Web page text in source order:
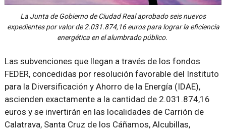
La Junta de Gobierno de Ciudad Real aprobado seis nuevos
expedientes por valor de 2.031.874,16 euros para lograr la eficiencia
energética en el alumbrado público.
Las subvenciones que llegan a través de los fondos
FEDER, concedidas por resolución favorable del Instituto
para la Diversificación y Ahorro de la Energía (IDAE),
ascienden exactamente a la cantidad de 2.031.874,16
euros y se invertirán en las localidades de Carrión de
Calatrava, Santa Cruz de los Cáñamos, Alcubillas,